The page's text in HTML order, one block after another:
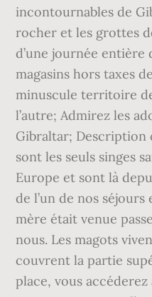
incontournables de
rocher et les grottes
d’une journée entière
magasins hors taxes
minuscule territoire
l’autre; Admirez les
Gibraltar; Description
sont les seuls singes
Europe et sont là
de l’un de nos
mère était venue
nous. Les magots
couvrent la partie
place, vous